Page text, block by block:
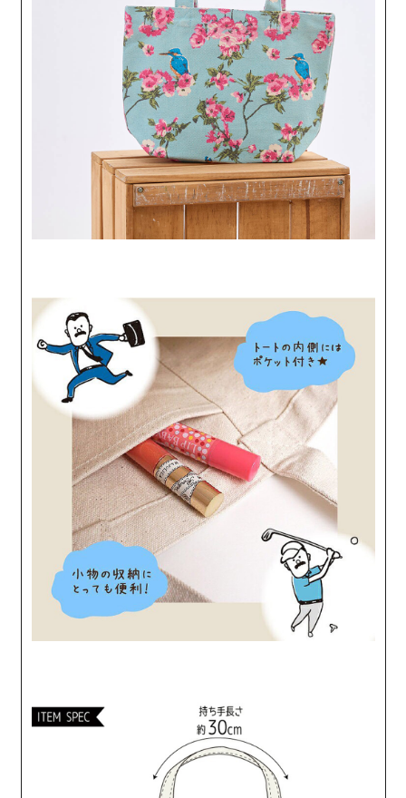
２．訂單成立數日內，您將收到繳費通知簡訊。
３．收到繳費通知簡訊後14天內，點擊此簡訊中的連結，可透過四大超商／
ATM／網路銀行／等多元方式進行付款，方視為交易完成。
※ 請注意：結帳手續完成當下不需立刻繳費，但若您需要取消訂單，請聯絡
購買商品的店家。未經商家同意取消之訂單仍視為有效，需透過AFTEE先享
※ 交易是否成功請以「AFTEE先享後付 」之結帳頁面顯示為準，若有關於
是否繳費成功／繳費後需取消欲退款等相關疑問，請聯繫「AFTEE先享後付
https://netprotections.freshdesk.com/support/home
１．透過由恩沛科技股份有限公司提供之「AFTEE先享後付」服務完成之交
易，需依本服務之必要範圍內提供個人資料，並將交易相關給付款項請求債
權轉讓予恩沛科技股份有限公司。
２．關於個人資料處理事宜，請瀏覽以下網址：
任。
４．使用「AFTEE先享後付」時，將依據個別帳號之用戶狀況，依本公司即
時審查核予不同之上限額度；若仍有額度不足之情形，本公司將視審查結果
請求用戶進行身份認證。
５．嚴禁一人註冊多個帳號或使用他人資訊註冊。若發現惡意使用之情形，
恩沛科技股份有限公司將有權停止該用戶之使用額度並採取法律行動。
每筆NT$60，滿NT$1,800(含以上)免運費
每筆NT$60，滿NT$2,000(含以上)免運費
每筆NT$60，滿NT$2,000(含以上)免運費
黑貓宅急便(包裹尺寸60cm以下)
每筆NT$100，滿NT$2,000(含以上)免運費
黑貓宅急便(包裹尺寸90cm以下)